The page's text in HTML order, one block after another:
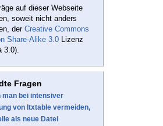
auf dieser Webseite
soweit nicht anders
der Creative Commons
Share-Alike 3.0 Lizenz
3.0).
Fragen
man bei intensiver
von ltxtable vermeiden,
als neue Datei